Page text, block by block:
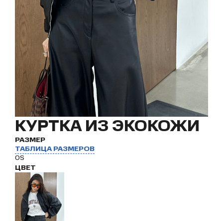
КУРТКА ИЗ ЭКОКОЖИ
РАЗМЕР
ТАБЛИЦА РАЗМЕРОВ
OS
ЦВЕТ